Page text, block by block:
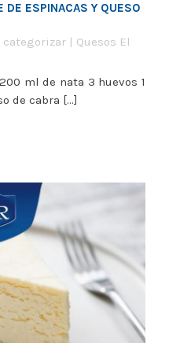
DE ESPINACAS Y QUESO
categorizar | Quesos El
ml de nata 3 huevos 1
de cabra [...]